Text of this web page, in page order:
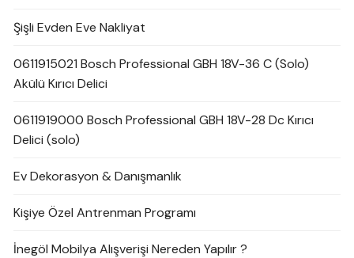
Şişli Evden Eve Nakliyat
0611915021 Bosch Professional GBH 18V-36 C (Solo)
Akülü Kırıcı Delici
0611919000 Bosch Professional GBH 18V-28 Dc Kırıcı
Delici (solo)
Ev Dekorasyon & Danışmanlık
Kişiye Özel Antrenman Programı
İnegöl Mobilya Alışverişi Nereden Yapılır ?